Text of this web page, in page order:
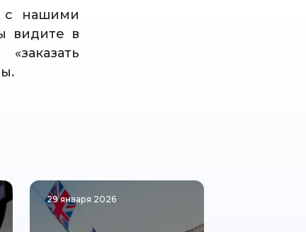
с нашими
видите в
29 января 2026